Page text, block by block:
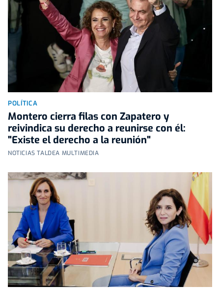
POLÍTICA
Montero cierra filas con Zapatero y
reivindica su derecho a reunirse con él:
"Existe el derecho a la reunión"
NOTICIAS TALDEA MULTIMEDIA